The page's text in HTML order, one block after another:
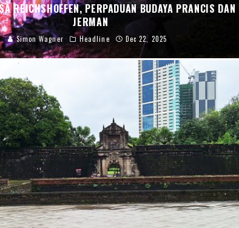
REICHSHOFFEN, PERPADUAN BUDAYA PRANCIS DAN
JERMAN
Simon Wagner Headline Dec 22, 2025